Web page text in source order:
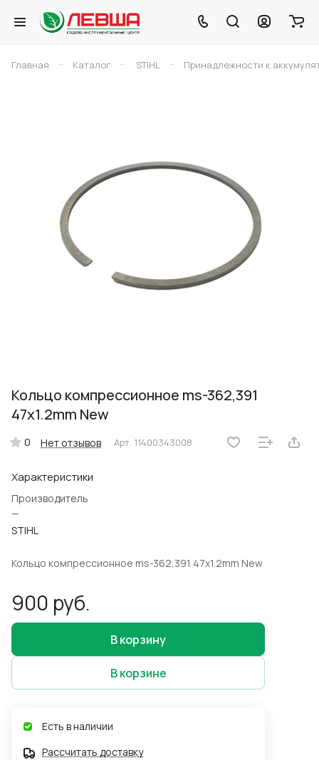
Главная – Каталог – STIHL – Принадлежности к
Кольцо компрессионное ms-362,391
47x1.2mm New
0 Нет отзывов Арт. 11400343008
Характеристики
Производитель
—
STIHL
Кольцо компрессионное ms-362,391 47x1.2mm New
900 руб.
В корзину
В корзине
Есть в наличии
Рассчитать доставку